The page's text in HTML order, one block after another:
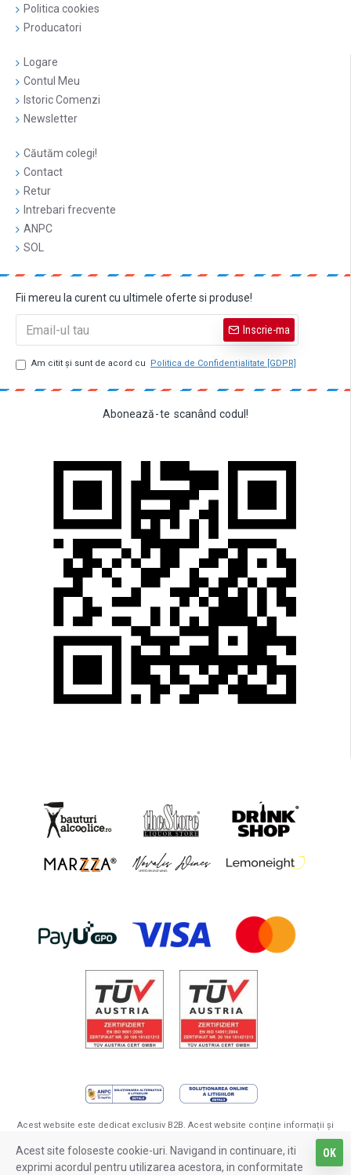
Politica cookies
Producatori
Logare
Contul Meu
Istoric Comenzi
Newsletter
Căutăm colegi!
Contact
Retur
Intrebari frecvente
ANPC
SOL
Fii mereu la curent cu ultimele oferte si produse!
Inscrie-ma
Am citit şi sunt de acord cu Politica de Confidențialitate [GDPR]
Abonează-te scanând codul!
Acest website este dedicat exclusiv B2B. Acest website conține informații și
prezintă produse destinate persoanelor cu vârsta de minim 18 ani. Pentru a
beneficia de produsele noastre trebuie să aveți vârsta de minim 18 ani.
Cumpărând produse din magazinul nostru confirmați faptul că aveți vârsta de
OK
Acest site foloseste cookie-uri. Navigand in continuare, iti
exprimi acordul pentru utilizarea acestora, in conformitate